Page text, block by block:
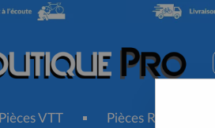
Pièces VTT Pièces Route